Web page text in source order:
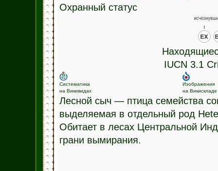
Охранный статус
IUCN 3.1
Систематика
на Викивидах
Изображения
на Викискладе
Лесной сыч — птица семейства
выделяемая в отдельный род
Обитает в лесах Центральной
грани вымирания.